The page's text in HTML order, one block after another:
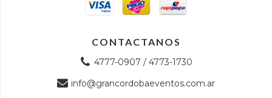
CONTACTANOS
4777-0907 / 4773-1730
info@grancordobaeventos.com.ar